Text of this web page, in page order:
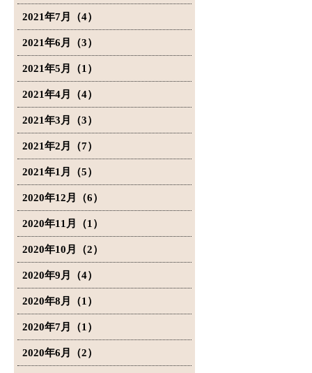
2021年7月（4）
2021年6月（3）
2021年5月（1）
2021年4月（4）
2021年3月（3）
2021年2月（7）
2021年1月（5）
2020年12月（6）
2020年11月（1）
2020年10月（2）
2020年9月（4）
2020年8月（1）
2020年7月（1）
2020年6月（2）